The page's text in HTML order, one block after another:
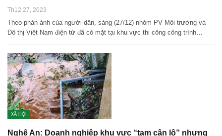
Th12 27, 2023
Theo phản ánh của người dân, sáng (27/12) nhóm PV Môi trường và
Đô thị Việt Nam điện tử đã có mặt tại khu vực thi công công trình…
XÃ HỘI
Nghệ An: Doanh nghiệp khu vực “tam cận lộ” nhưng